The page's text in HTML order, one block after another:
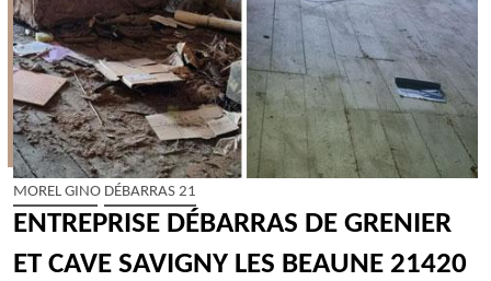
MOREL GINO DÉBARRAS 21
ENTREPRISE DÉBARRAS DE GRENIER
ET CAVE SAVIGNY LES BEAUNE 21420